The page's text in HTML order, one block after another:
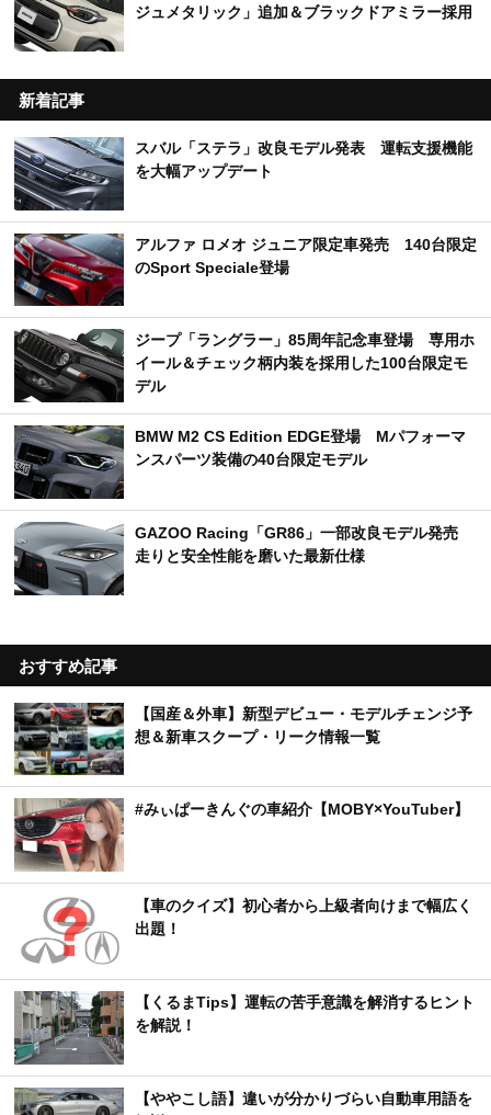
ジュメタリック」追加＆ブラックドアミラー採用
新着記事
スバル「ステラ」改良モデル発表 運転支援機能
を大幅アップデート
アルファ ロメオ ジュニア限定車発売 140台限定
のSport Speciale登場
ジープ「ラングラー」85周年記念車登場 専用ホ
イール＆チェック柄内装を採用した100台限定モ
デル
BMW M2 CS Edition EDGE登場 Mパフォーマ
ンスパーツ装備の40台限定モデル
GAZOO Racing「GR86」一部改良モデル発売
走りと安全性能を磨いた最新仕様
おすすめ記事
【国産＆外車】新型デビュー・モデルチェンジ予
想＆新車スクープ・リーク情報一覧
#みぃぱーきんぐの車紹介【MOBY×YouTuber】
【車のクイズ】初心者から上級者向けまで幅広く
出題！
【くるまTips】運転の苦手意識を解消するヒント
を解説！
【ややこし語】違いが分かりづらい自動車用語を